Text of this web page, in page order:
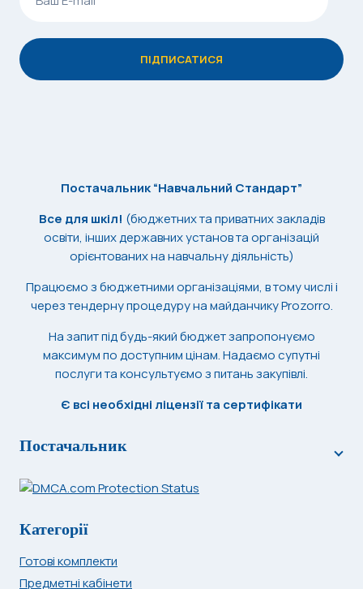
Постачальник “Навчальний Стандарт”
Все для шкіл! (бюджетних та приватних закладів
освіти, інших державних установ та організацій
орієнтованих на навчальну діяльність)
Працюємо з бюджетними організаціями, в тому числі і
через тендерну процедуру на майданчику Prozorro.
На запит під будь-який бюджет запропонуємо
максимум по доступним цінам. Надаємо супутні
послуги та консультуємо з питань закупівлі.
Є всі необхідні ліцензії та сертифікати
Постачальник
Категорії
Готові комплекти
Предметні кабінети